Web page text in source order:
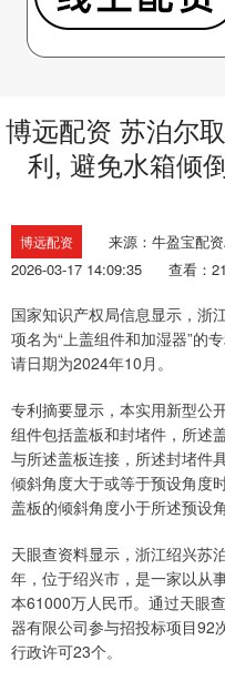
博远配资 苏泊尔
利, 避免水箱倾
博远配资 来源：牛盈宝配
2026-03-17 14:09:35
查看：
国家知识产权局信息显示，浙
项名为“上盖组件和加湿器”的
请日期为2024年10月。
专利摘要显示，本实用新型公
组件包括盖板和封堵件，所述
与所述盖板连接，所述封堵件
倾斜角度大于或等于预设角度
盖板的倾斜角度小于所述预设
天眼查资料显示，浙江绍兴苏
年，位于绍兴市，是一家以从
本61000万人民币。通过天眼
器有限公司参与招投标项目92
行政许可23个。